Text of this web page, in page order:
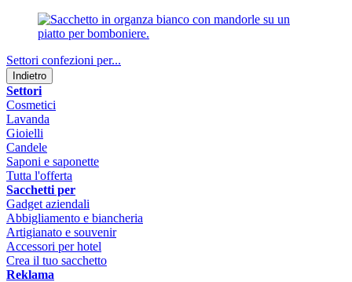
Settori confezioni per...
Indietro
Settori
Cosmetici
Lavanda
Gioielli
Candele
Saponi e saponette
Tutta l'offerta
Sacchetti per
Gadget aziendali
Abbigliamento e biancheria
Artigianato e souvenir
Accessori per hotel
Crea il tuo sacchetto
Reklama